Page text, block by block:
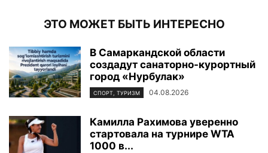
ЭТО МОЖЕТ БЫТЬ ИНТЕРЕСНО
В Самаркандской области
создадут санаторно-курортный
город «Нурбулак»
СПОРТ, ТУРИЗМ 04.08.2026
Камилла Рахимова уверенно
стартовала на турнире WTA
1000 в...